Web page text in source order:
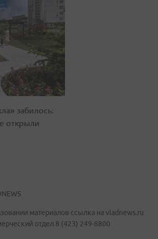
забилось:
открыли
материалов ссылка на vladnews.ru
отдел 8 (423) 249-8800